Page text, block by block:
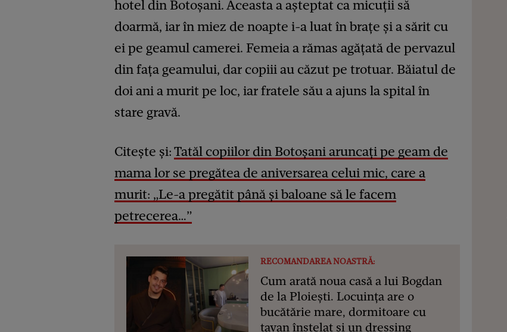
hotel din Botoșani. Aceasta a așteptat ca micuții să
doarmă, iar în miez de noapte i-a luat în brațe și a sărit cu
ei pe geamul camerei. Femeia a rămas agățată de pervazul
din fața geamului, dar copiii au căzut pe trotuar. Băiatul de
doi ani a murit pe loc, iar fratele său a ajuns la spital în
stare gravă.
Citește și:Tatăl copiilor din Botoșani aruncați pe geam de
mama lor se pregătea de aniversarea celui mic, care a
murit: „Le-apregătit până și baloane să le facem
petrecerea…”
RECOMANDAREA NOASTRĂ:
Cum arată noua casă a lui Bogdan
de la Ploiești. Locuința are o
bucătărie mare, dormitoare cu
tavan înstelat și un dressing